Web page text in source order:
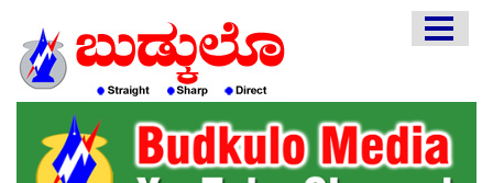
EDITORIAL
ENGLISH
KANNADA